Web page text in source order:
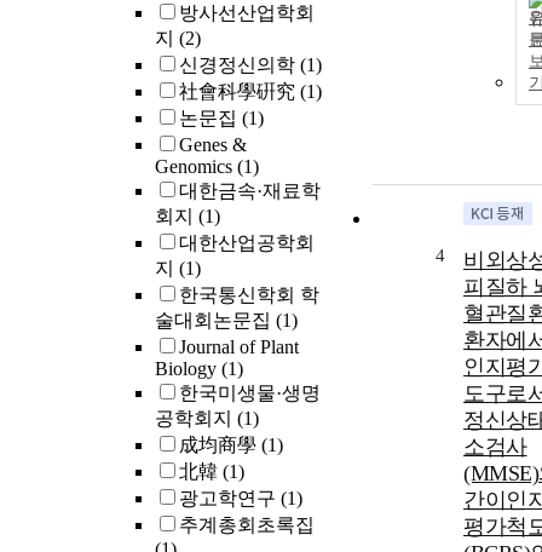
방사선산업학회
지 (2)
신경정신의학 (1)
社會科學硏究 (1)
논문집 (1)
Genes &
Genomics (1)
대한금속·재료학
회지 (1)
대한산업공학회
지 (1)
한국통신학회 학
술대회논문집 (1)
Journal of Plant
Biology (1)
한국미생물·생명
공학회지 (1)
成均商學 (1)
北韓 (1)
광고학연구 (1)
추계총회초록집
4
비외상
피질하
혈관질
환자에
인지평
도구로
정신상
소검사
간이인
평가척